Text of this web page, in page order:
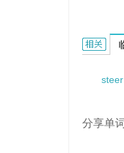
steering
steer
分享单